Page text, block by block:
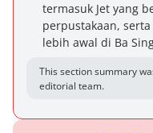
termasuk Jet yang
perpustakaan,
lebih awal di Ba
This section summary
editorial team.